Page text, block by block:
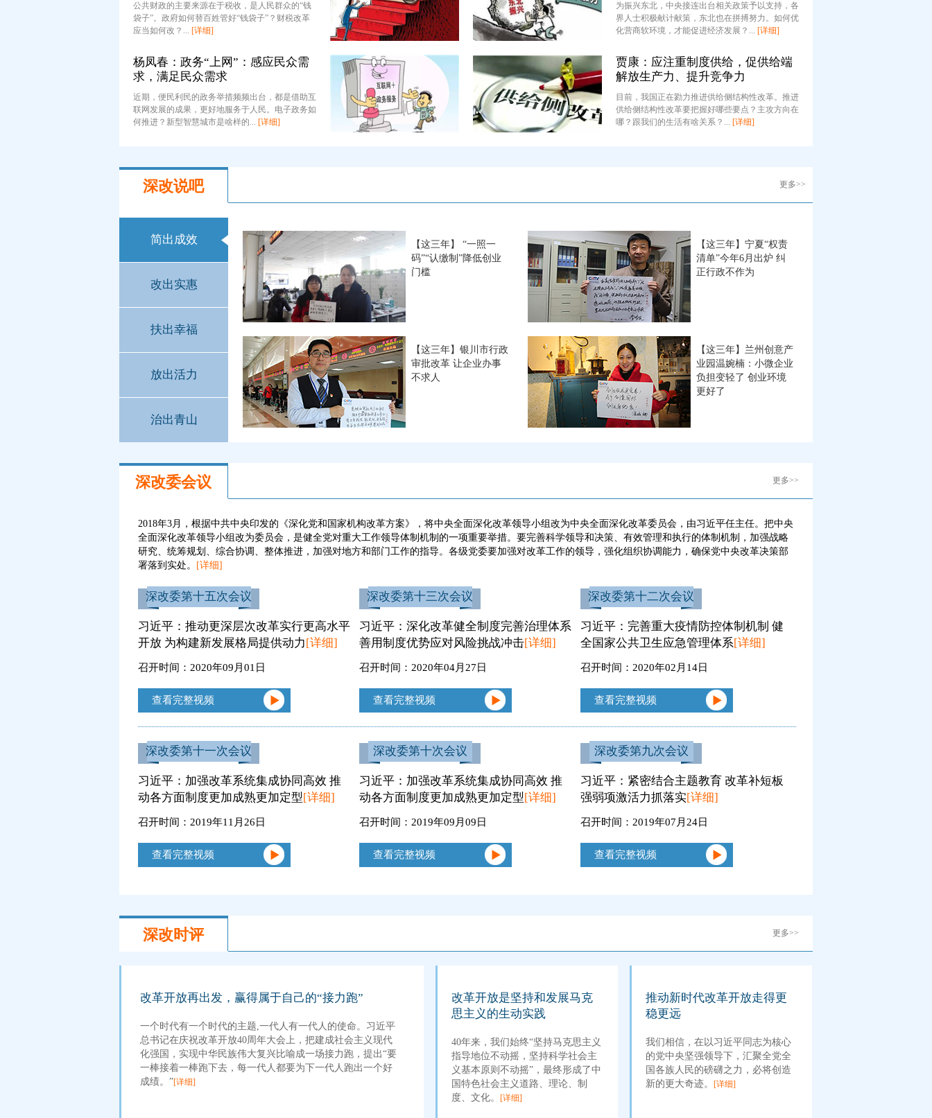
公共财政的主要来源在于税收，是人民群众的“钱
袋子”。政府如何替百姓管好“钱袋子”？财税改革
应当如何改？... [详细]
为振兴东北，中央接连出台相关政策予以支持，各
界人士积极献计献策，东北也在拼搏努力。如何优
化营商软环境，才能促进经济发展？... [详细]
杨凤春：政务“上网”：感应民众需
求，满足民众需求
近期，便民利民的政务举措频频出台，都是借助互
联网发展的成果，更好地服务于人民。电子政务如
何推进？新型智慧城市是啥样的... [详细]
贾康：应注重制度供给，促供给端
解放生产力、提升竞争力
目前，我国正在勠力推进供给侧结构性改革。推进
供给侧结构性改革要把握好哪些要点？主攻方向在
哪？跟我们的生活有啥关系？... [详细]
深改说吧 更多>>
简出成效
改出实惠
扶出幸福
放出活力
治出青山
【这三年】 “一照一
码”“认缴制”降低创业
门槛
【这三年】宁夏“权责
清单”今年6月出炉 纠
正行政不作为
【这三年】银川市行政
审批改革 让企业办事
不求人
【这三年】兰州创意产
业园温婉楠：小微企业
负担变轻了 创业环境
更好了
深改委会议 更多>>
2018年3月，根据中共中央印发的《深化党和国家机构改革方案》，将中央全面深化改革领导小组改为中央全面深化改革委员会，由习近平任主任。把中央
全面深化改革领导小组改为委员会，是健全党对重大工作领导体制机制的一项重要举措。要完善科学领导和决策、有效管理和执行的体制机制，加强战略
研究、统筹规划、综合协调、整体推进，加强对地方和部门工作的指导。各级党委要加强对改革工作的领导，强化组织协调能力，确保党中央改革决策部
署落到实处。
[详细]
深改委第十五次会议
习近平：推动更深层次改革实行更高水平
开放 为构建新发展格局提供动力[详细]
召开时间：2020年09月01日
查看完整视频
深改委第十三次会议
习近平：深化改革健全制度完善治理体系
善用制度优势应对风险挑战冲击[详细]
召开时间：2020年04月27日
查看完整视频
深改委第十二次会议
习近平：完善重大疫情防控体制机制 健
全国家公共卫生应急管理体系[详细]
召开时间：2020年02月14日
查看完整视频
深改委第十一次会议
习近平：加强改革系统集成协同高效 推
动各方面制度更加成熟更加定型[详细]
召开时间：2019年11月26日
查看完整视频
深改委第十次会议
习近平：加强改革系统集成协同高效 推
动各方面制度更加成熟更加定型[详细]
召开时间：2019年09月09日
查看完整视频
深改委第九次会议
习近平：紧密结合主题教育 改革补短板
强弱项激活力抓落实[详细]
召开时间：2019年07月24日
查看完整视频
深改时评 更多>>
改革开放再出发，赢得属于自己的“接力跑”
一个时代有一个时代的主题,一代人有一代人的使命。习近平
总书记在庆祝改革开放40周年大会上，把建成社会主义现代
化强国，实现中华民族伟大复兴比喻成一场接力跑，提出“要
一棒接着一棒跑下去，每一代人都要为下一代人跑出一个好
成绩。”[详细]
改革开放是坚持和发展马克
思主义的生动实践
40年来，我们始终“坚持马克思主义
指导地位不动摇，坚持科学社会主
义基本原则不动摇”，最终形成了中
国特色社会主义道路、理论、制
度、文化。
[详细]
推动新时代改革开放走得更
稳更远
我们相信，在以习近平同志为核心
的党中央坚强领导下，汇聚全党全
国各族人民的磅礴之力，必将创造
新的更大奇迹。
[详细]